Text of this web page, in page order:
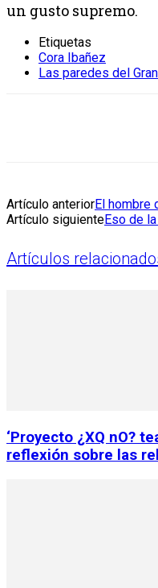
un gusto supremo.
Etiquetas
Cora Ibañez
Las paredes del
Artículo anteriorEl hombre
Artículo siguienteEso de
Artículos
‘Proyecto ¿XQ nO?
reflexión sobre las